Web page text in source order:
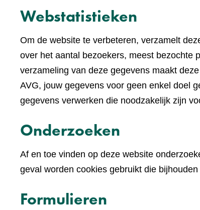
Webstatistieken
Om de website te verbeteren, verzamelt
over het aantal bezoekers, meest bezochte
verzameling van deze gegevens maakt
AVG, jouw gegevens voor geen enkel doel
gegevens verwerken die noodzakelijk zijn
Onderzoeken
Af en toe vinden op deze website
geval worden cookies gebruikt die
Formulieren